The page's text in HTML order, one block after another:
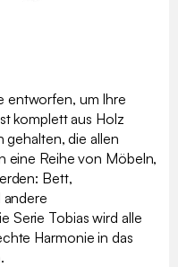
entworfen, um Ihre
komplett aus Holz
gehalten, die allen
eine Reihe von Möbeln,
Bett,
andere
Serie Tobias wird alle
Harmonie in das